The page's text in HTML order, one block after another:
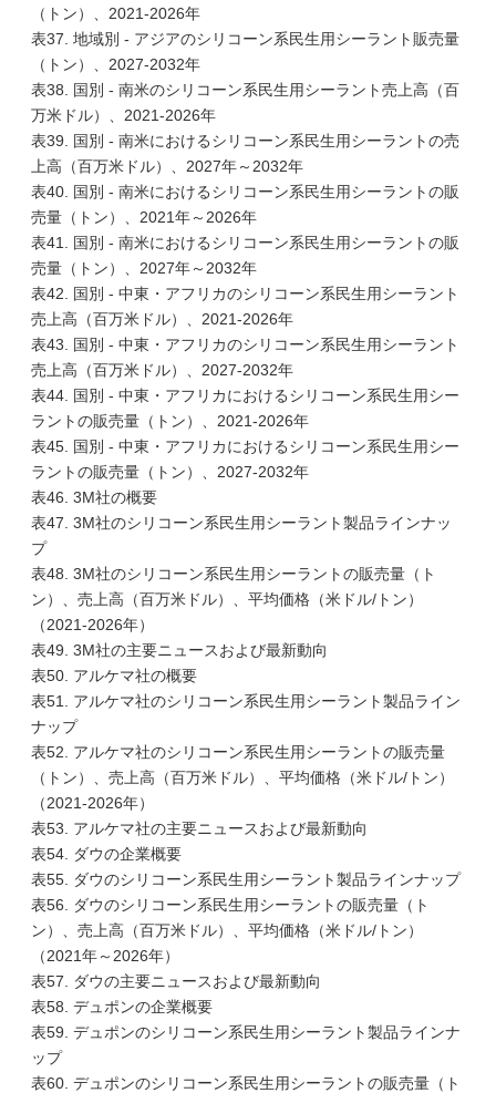
（トン）、2021-2026年
表37. 地域別 - アジアのシリコーン系民生用シーラント販売量
（トン）、2027-2032年
表38. 国別 - 南米のシリコーン系民生用シーラント売上高（百
万米ドル）、2021-2026年
表39. 国別 - 南米におけるシリコーン系民生用シーラントの売
上高（百万米ドル）、2027年～2032年
表40. 国別 - 南米におけるシリコーン系民生用シーラントの販
売量（トン）、2021年～2026年
表41. 国別 - 南米におけるシリコーン系民生用シーラントの販
売量（トン）、2027年～2032年
表42. 国別 - 中東・アフリカのシリコーン系民生用シーラント
売上高（百万米ドル）、2021-2026年
表43. 国別 - 中東・アフリカのシリコーン系民生用シーラント
売上高（百万米ドル）、2027-2032年
表44. 国別 - 中東・アフリカにおけるシリコーン系民生用シー
ラントの販売量（トン）、2021-2026年
表45. 国別 - 中東・アフリカにおけるシリコーン系民生用シー
ラントの販売量（トン）、2027-2032年
表46. 3M社の概要
表47. 3M社のシリコーン系民生用シーラント製品ラインナッ
プ
表48. 3M社のシリコーン系民生用シーラントの販売量（ト
ン）、売上高（百万米ドル）、平均価格（米ドル/トン）
（2021-2026年）
表49. 3M社の主要ニュースおよび最新動向
表50. アルケマ社の概要
表51. アルケマ社のシリコーン系民生用シーラント製品ライン
ナップ
表52. アルケマ社のシリコーン系民生用シーラントの販売量
（トン）、売上高（百万米ドル）、平均価格（米ドル/トン）
（2021-2026年）
表53. アルケマ社の主要ニュースおよび最新動向
表54. ダウの企業概要
表55. ダウのシリコーン系民生用シーラント製品ラインナップ
表56. ダウのシリコーン系民生用シーラントの販売量（ト
ン）、売上高（百万米ドル）、平均価格（米ドル/トン）
（2021年～2026年）
表57. ダウの主要ニュースおよび最新動向
表58. デュポンの企業概要
表59. デュポンのシリコーン系民生用シーラント製品ラインナ
ップ
表60. デュポンのシリコーン系民生用シーラントの販売量（ト